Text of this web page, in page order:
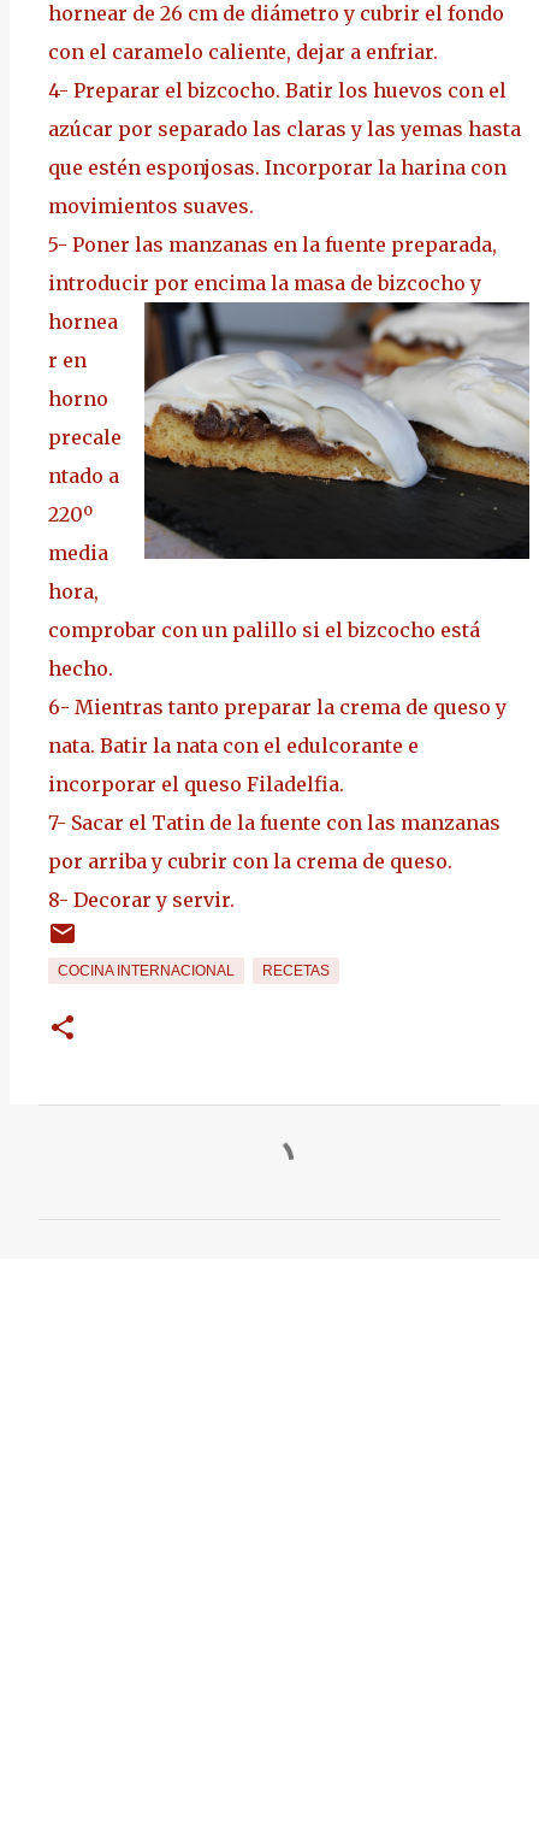
hornear de 26 cm de diámetro y cubrir el fondo
con el caramelo caliente, dejar a enfriar.
4- Preparar el bizcocho. Batir los huevos con el
azúcar por separado las claras y las yemas hasta
que estén esponjosas. Incorporar la harina con
movimientos suaves.
5- Poner las manzanas en la fuente preparada,
introducir por encima la masa de bizcocho y
hornea
r en
horno
precale
ntado a
220º
media
hora,
comprobar con un palillo si el bizcocho está
hecho.
6- Mientras tanto preparar la crema de queso y
nata. Batir la nata con el edulcorante e
incorporar el queso Filadelfia.
7- Sacar el Tatin de la fuente con las manzanas
por arriba y cubrir con la crema de queso.
8- Decorar y servir.
COCINA INTERNACIONAL RECETAS